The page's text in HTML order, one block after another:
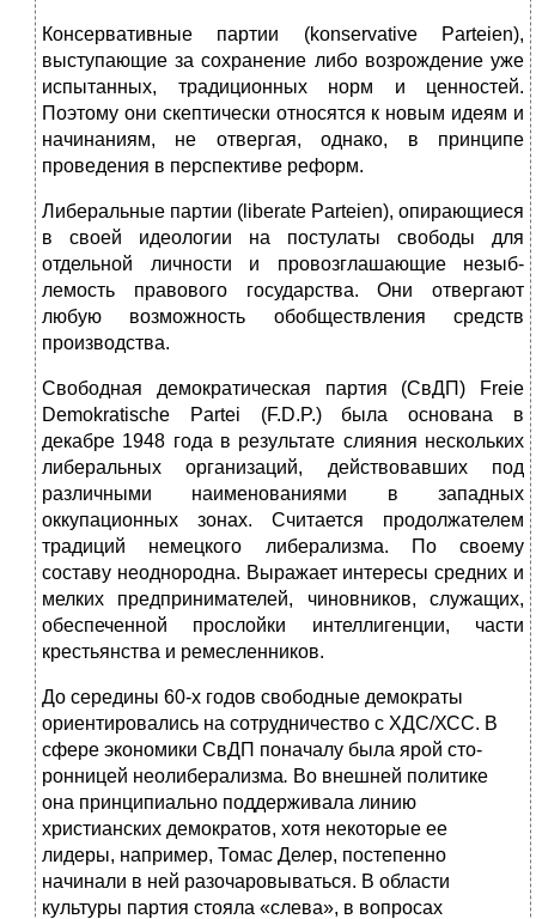
Консервативные партии (konservative Parteien),
выступающие за сохра­нение либо возрождение уже
испытанных, традиционных норм и ценностей.
Поэтому они скептически относятся к новым идеям и
начинани­ям, не отвергая, однако, в принципе
проведения в перспективе реформ.
Либеральные партии (liberate Parteien), опирающиеся
в своей идеологии на постулаты свободы для
отдельной личности и провозглашающие незыб­
лемость правового государства. Они отвергают
любую возможность обобще­ствления средств
производства.
Свободная демократическая партия (СвДП) Freie
Demokratische Partei (F.D.P.) была основана в
декабре 1948 года в результате слияния несколь­ких
либеральных организаций, действовавших под
различными наименова­ниями в западных
оккупационных зонах. Считается продолжателем
традиций немецкого либерализма. По своему
составу неоднородна. Выражает интере­сы средних и
мелких предпринимателей, чиновников, служащих,
обеспечен­ной прослойки интеллигенции, части
крестьянства и ремесленников.
До середины 60-х годов свободные демократы
ориентировались на со­трудничество с ХДС/ХСС. В
сфере экономики СвДП поначалу была ярой сто­
ронницей неолиберализма. Во внешней политике
она принципиально поддерживала линию
христианских демократов, хотя некоторые ее
лидеры, например, Томас Делер, постепенно
начинали в ней разочаровываться. В области
культуры партия стояла «сле­ва», в вопросах